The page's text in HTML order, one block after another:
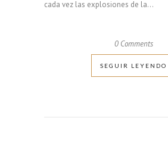
cada vez las explosiones de la...
0 Comments
SEGUIR LEYENDO